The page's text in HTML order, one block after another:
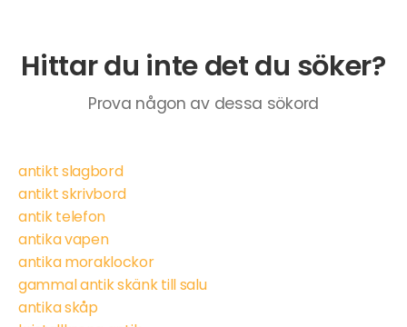
Hittar du inte det du söker?
Prova någon av dessa sökord
antikt slagbord
antikt skrivbord
antik telefon
antika vapen
antika moraklockor
gammal antik skänk till salu
antika skåp